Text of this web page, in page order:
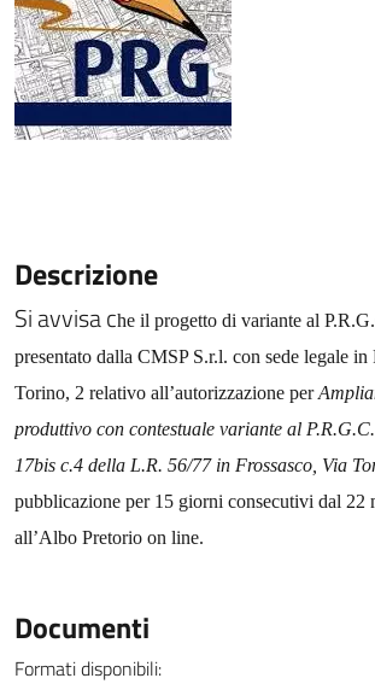
Descrizione
Si avvisa che il progetto di variante al
presentato dalla CMSP S.r.l. con sede legale in
Torino, 2 relativo all’autorizzazione per
produttivo con contestuale variante al
17bis c.4 della L.R. 56/77 in Frossasco, Via
pubblicazione per 15 giorni consecutivi dal 22
all’Albo Pretorio on line.
Documenti
Formati disponibili: